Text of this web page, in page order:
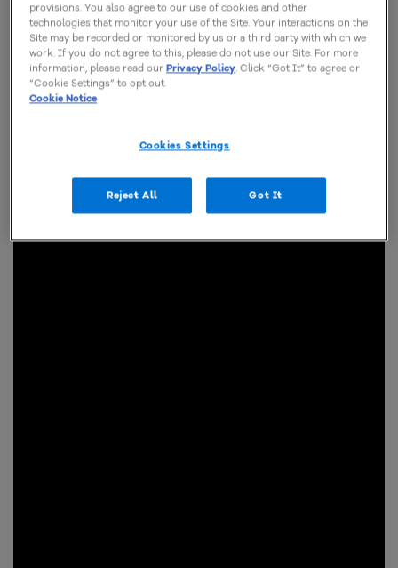
provisions. You also agree to our use of cookies and other
technologies that monitor your use of the Site. Your interactions on the
Site may be recorded or monitored by us or a third party with which we
work. If you do not agree to this, please do not use our Site. For more
information, please read ourPrivacy Policy. Click “Got It” to agree or
“Cookie Settings” to opt out.
Cookie Notice
Cookies Settings
Reject All Got It